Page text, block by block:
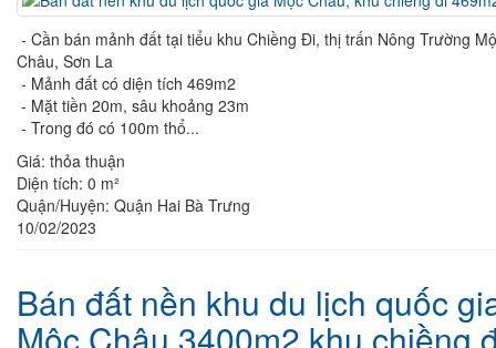
- Cần bán mảnh đất tại tiểu khu Chiềng Đi, thị trấn Nông Trường
Châu, Sơn La
- Mảnh đất có diện tích 469m2
- Mặt tiền 20m, sâu khoảng 23m
- Trong đó có 100m thổ...
Giá: thỏa thuận
Diện tích: 0 m²
Quận/Huyện: Quận Hai Bà Trưng
10/02/2023
Bán đất nền khu du lịch quốc
Mộc Châu 3400m2 khu chiềng